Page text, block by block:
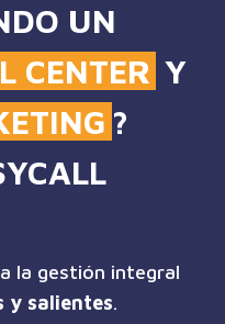
UN
CENTER Y
?
la gestión integral
y salientes.